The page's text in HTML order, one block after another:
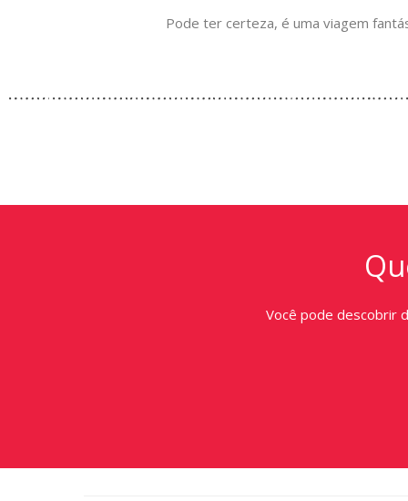
Pode ter certeza, é uma viagem
Você pode descobrir